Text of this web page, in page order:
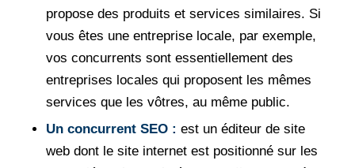
propose des produits et services similaires. Si
vous êtes une entreprise locale, par exemple,
vos concurrents sont essentiellement des
entreprises locales qui proposent les mêmes
services que les vôtres, au même public.
Un concurrent SEO : est un éditeur de site
web dont le site internet est positionné sur les